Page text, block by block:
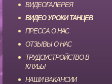
ВИДЕОГАЛЕРЕЯ
ВИДЕО УРОКИ ТАНЦЕВ
ПРЕССА О НАС
ОТЗЫВЫ О НАС
ТРУДОУСТРОЙСТВО В
КЛУБЫ
НАШИ ВАКАНСИИ